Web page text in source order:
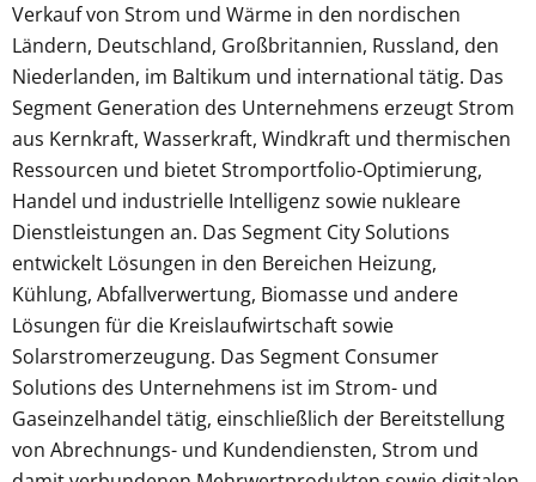
Verkauf von Strom und Wärme in den nordischen
Ländern, Deutschland, Großbritannien, Russland, den
Niederlanden, im Baltikum und international tätig. Das
Segment Generation des Unternehmens erzeugt Strom
aus Kernkraft, Wasserkraft, Windkraft und thermischen
Ressourcen und bietet Stromportfolio-Optimierung,
Handel und industrielle Intelligenz sowie nukleare
Dienstleistungen an. Das Segment City Solutions
entwickelt Lösungen in den Bereichen Heizung,
Kühlung, Abfallverwertung, Biomasse und andere
Lösungen für die Kreislaufwirtschaft sowie
Solarstromerzeugung. Das Segment Consumer
Solutions des Unternehmens ist im Strom- und
Gaseinzelhandel tätig, einschließlich der Bereitstellung
von Abrechnungs- und Kundendiensten, Strom und